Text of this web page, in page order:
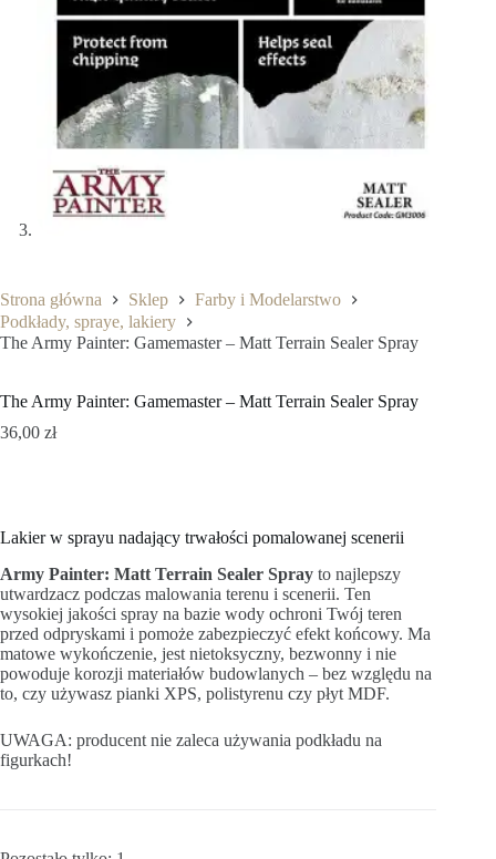
Strona główna Sklep
Farby i Modelarstwo
Podkłady, spraye, lakiery
The Army Painter: Gamemaster – Matt Terrain Sealer Spray
The Army Painter: Gamemaster – Matt Terrain Sealer Spray
36,00 zł
Lakier w sprayu nadający trwałości pomalowanej scenerii
Army Painter: Matt Terrain Sealer Spray to najlepszy
utwardzacz podczas malowania terenu i scenerii. Ten
wysokiej jakości spray na bazie wody ochroni Twój teren
przed odpryskami i pomoże zabezpieczyć efekt końcowy. Ma
matowe wykończenie, jest nietoksyczny, bezwonny i nie
powoduje korozji materiałów budowlanych – bez względu na
to, czy używasz pianki XPS, polistyrenu czy płyt MDF.
UWAGA: producent nie zaleca używania podkładu na
figurkach!